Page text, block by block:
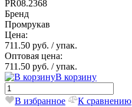
PR08.2368
Бренд
Промрукав
Цена:
711.50 руб. / упак.
Оптовая цена:
711.50 руб. / упак.
В корзину
В избранное К сравнению